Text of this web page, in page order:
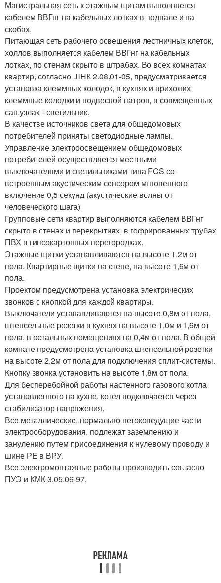
Магистральная сеть к этажным щитам выполняется
кабелем ВВГнг на кабельных лотках в подвале и на
скобах.
Питающая сеть рабочего освешения лестничных клеток,
холлов выполняется кабелем ВВГнг на кабельных
лотках, по стенам скрыто в штрабах. Во всех комнатах
квартир, согласно ШНК 2.08.01-05, предусматривается
установка клеммных колодок, в кухнях и прихожих
клеммные колодки и подвесной патрон, в совмещенных
сан.узлах - светильник.
В качестве источников света для общедомовых
потребителей приняты светодиодные лампы.
Управление электроосвещением общедомовых
потребителей осуществляется местными
выключателями и светильниками типа FCS со
встроенным акустическим сенсором мгновенного
включение 0,5 секунд (акустические волны от
человеческого шага)
Групповые сети квартир выполняются кабелем ВВГнг
скрыто в стенах и перекрытиях, в гофрированных трубах
ПВХ в гипсокартонных перегородках.
Этажные щитки устанавливаются на высоте 1,2м от
пола. Квартирные щитки на стене, на высоте 1,6м от
пола.
Проектом предусмотрена установка электрических
звонков с кнопкой для каждой квартиры.
Выключатели устанавливаются на высоте 0,8м от пола,
штепсельные розетки в кухнях на высоте 1,0м и 1,6м от
пола, в остальных помещениях на 0,4м от пола. В общей
комнате предусмотрена установка штепсельной розетки
на высоте 2,2м от пола для подключения сплит-системы.
Кнопку звонка установить на высоте 1,8м от пола.
Для бесперебойной работы настенного газового котла
установленного на кухне, котел подключается через
стабилизатор напряжения.
Все металлические, нормально нетоковедущие части
электрооборудования, подлежат заземлению и
занулению путем присоединения к нулевому проводу и
шине РЕ в ВРУ.
Все электромонтажные работы производить согласно
ПУЭ и КМК 3.05.06-97.